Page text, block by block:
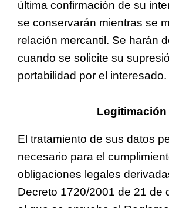
última confirmación de su
se conservarán mientras se
relación mercantil. Se harán
cuando se solicite su
portabilidad por el interesado.
Legitimación
El tratamiento de sus datos
necesario para el
obligaciones legales
Decreto 1720/2001 de 21 de